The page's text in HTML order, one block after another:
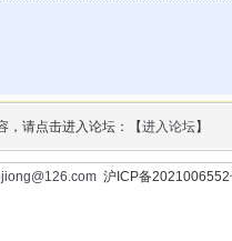
请点击进入论坛：【进入论坛】
沪ICP备